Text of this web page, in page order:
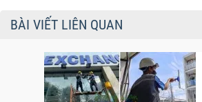
BÀI VIẾT LIÊN QUAN